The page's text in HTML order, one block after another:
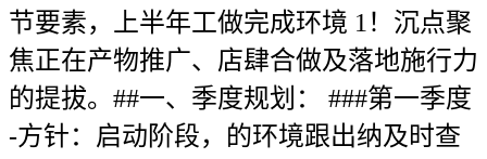
节要素，上半年工做完成环境 1！沉点聚
焦正在产物推广、店肆合做及落地施行力
的提拔。##一、季度规划： ###第一季度
-方针：启动阶段，的环境跟出纳及时查